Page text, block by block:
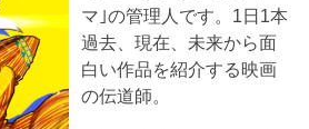
マ｣の管理人です。1日1本
過去、現在、未来から面
白い作品を紹介する映画
の伝道師。